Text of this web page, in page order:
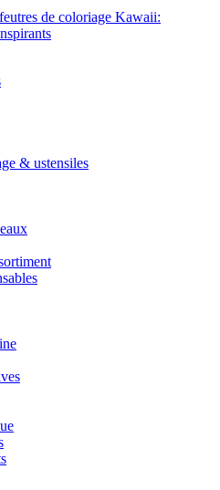
de coloriage Kawaii:
& ustensiles